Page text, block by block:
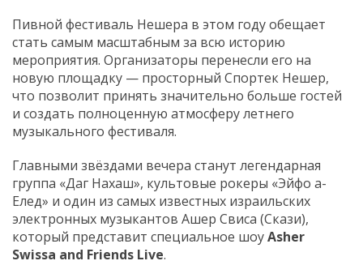
Пивной фестиваль Нешера в этом году обещает
стать самым масштабным за всю историю
мероприятия. Организаторы перенесли его на
новую площадку — просторный Спортек Нешер,
что позволит принять значительно больше гостей
и создать полноценную атмосферу летнего
музыкального фестиваля.
Главными звёздами вечера станут легендарная
группа «Даг Нахаш», культовые рокеры «Эйфо а-
Елед» и один из самых известных израильских
электронных музыкантов Ашер Свиса (Скази),
который представит специальное шоуAsher
Swissa and Friends Live.